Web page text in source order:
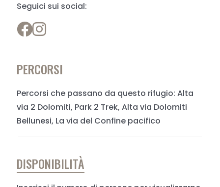
Seguici sui social:
PERCORSI
Percorsi che passano da questo rifugio: Alta
via 2 Dolomiti, Park 2 Trek, Alta via Dolomiti
Bellunesi, La via del Confine pacifico
DISPONIBILITÀ